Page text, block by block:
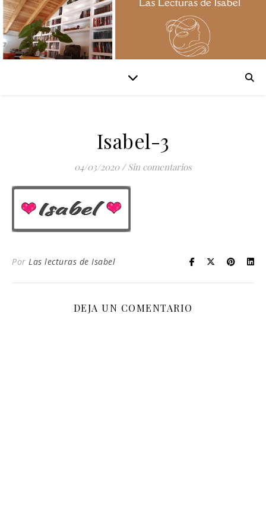
Isabel-3
04/03/2020 / Sin comentarios
Por Las lecturas de Isabel
DEJA UN COMENTARIO